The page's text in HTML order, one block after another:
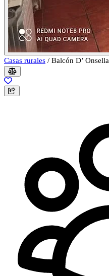
Casas rurales / Balcón D’ Onsella